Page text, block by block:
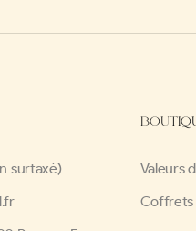
surtaxé)
Valeurs
Coffrets